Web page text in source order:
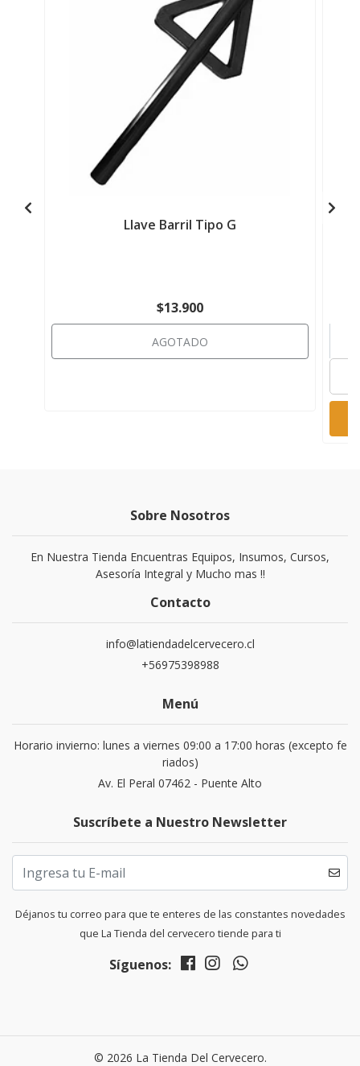
Llave Barril Tipo G
$13.900
AGOTADO
Sobre Nosotros
En Nuestra Tienda Encuentras Equipos, Insumos, Cursos,
Asesoría Integral y Mucho mas !!
Contacto
info@latiendadelcervecero.cl
+56975398988
Menú
Horario invierno: lunes a viernes 09:00 a 17:00 horas (excepto fe
riados)
Av. El Peral 07462 - Puente Alto
Suscríbete a Nuestro Newsletter
Déjanos tu correo para que te enteres de las constantes novedades
que La Tienda del cervecero tiende para ti
Síguenos:
© 2026 La Tienda Del Cervecero.